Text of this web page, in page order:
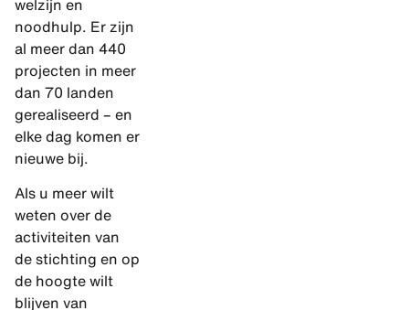
welzijn en
noodhulp. Er zijn
al meer dan 440
projecten in meer
dan 70 landen
gerealiseerd – en
elke dag komen er
nieuwe bij.
Als u meer wilt
weten over de
activiteiten van
de stichting en op
de hoogte wilt
blijven van